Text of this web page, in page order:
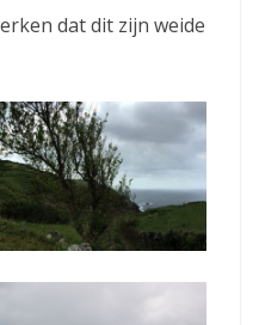
dat dit zijn weide